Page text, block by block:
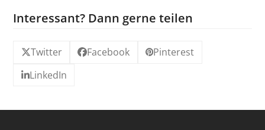
Interessant? Dann gerne teilen
Twitter Facebook
Pinterest
LinkedIn